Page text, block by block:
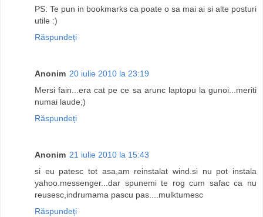
PS: Te pun in bookmarks ca poate o sa mai ai si alte posturi
utile :)
Răspundeți
Anonim 20 iulie 2010 la 23:19
Mersi fain...era cat pe ce sa arunc laptopu la gunoi...meriti
numai laude;)
Răspundeți
Anonim 21 iulie 2010 la 15:43
si eu patesc tot asa,am reinstalat wind.si nu pot instala
yahoo.messenger...dar spunemi te rog cum safac ca nu
reusesc,indrumama pascu pas....mulktumesc
Răspundeți